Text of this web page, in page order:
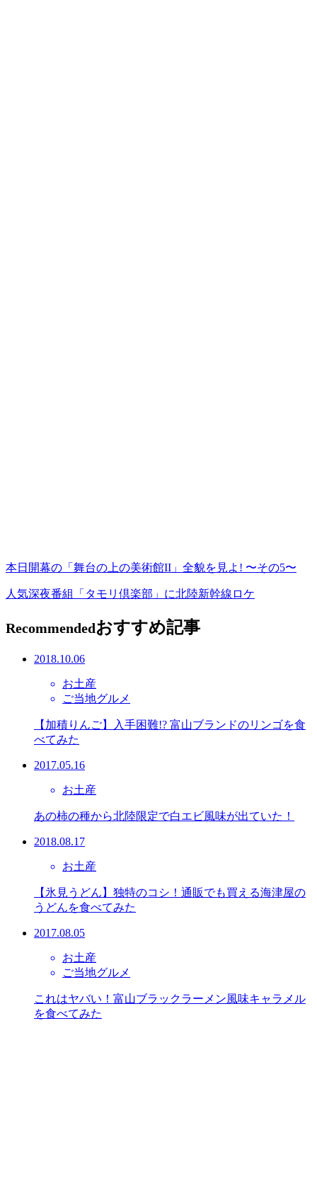
本日開幕の「舞台の上の美術館II」全貌を見よ! 〜その5〜
人気深夜番組「タモリ倶楽部」に北陸新幹線ロケ
Recommendedおすすめ記事
2018.10.06
お土産
ご当地グルメ
【加積りんご】入手困難!? 富山ブランドのリンゴを食
べてみた
2017.05.16
お土産
あの柿の種から北陸限定で白エビ風味が出ていた！
2018.08.17
お土産
【氷見うどん】独特のコシ！通販でも買える海津屋の
うどんを食べてみた
2017.08.05
お土産
ご当地グルメ
これはヤバい！富山ブラックラーメン風味キャラメル
を食べてみた